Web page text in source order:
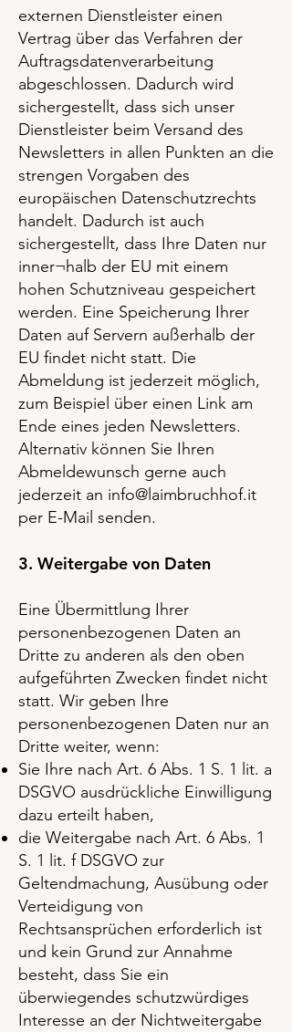
externen Dienstleister einen
Vertrag über das Verfahren der
Auftragsdatenverarbeitung
abgeschlossen. Dadurch wird
sichergestellt, dass sich unser
Dienstleister beim Versand des
Newsletters in allen Punkten an die
strengen Vorgaben des
europäischen Datenschutzrechts
handelt. Dadurch ist auch
sichergestellt, dass Ihre Daten nur
inner¬halb der EU mit einem
hohen Schutzniveau gespeichert
werden. Eine Speicherung Ihrer
Daten auf Servern außerhalb der
EU findet nicht statt. Die
Abmeldung ist jederzeit möglich,
zum Beispiel über einen Link am
Ende eines jeden Newsletters.
Alternativ können Sie Ihren
Abmeldewunsch gerne auch
jederzeit an info@laimbruchhof.it
per E-Mail senden.
3. Weitergabe von Daten
Eine Übermittlung Ihrer
personenbezogenen Daten an
Dritte zu anderen als den oben
aufgeführten Zwecken findet nicht
statt. Wir geben Ihre
personenbezogenen Daten nur an
Dritte weiter, wenn:
Sie Ihre nach Art. 6 Abs. 1 S. 1 lit. a
DSGVO ausdrückliche Einwilligung
dazu erteilt haben,
die Weitergabe nach Art. 6 Abs. 1
S. 1 lit. f DSGVO zur
Geltendmachung, Ausübung oder
Verteidigung von
Rechtsansprüchen erforderlich ist
und kein Grund zur Annahme
besteht, dass Sie ein
überwiegendes schutzwürdiges
Interesse an der Nichtweitergabe